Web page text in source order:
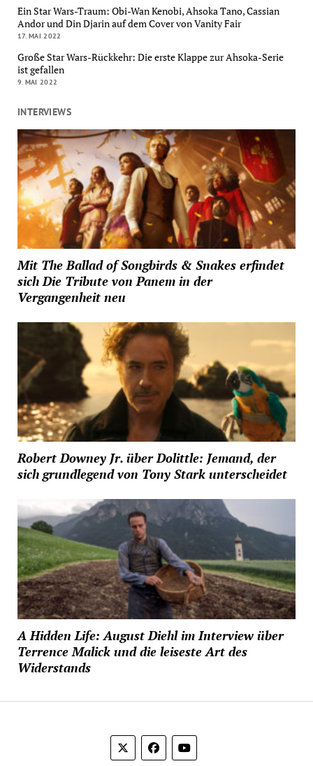
Ein Star Wars-Traum: Obi-Wan Kenobi, Ahsoka Tano, Cassian
Andor und Din Djarin auf dem Cover von Vanity Fair
17. MAI 2022
Große Star Wars-Rückkehr: Die erste Klappe zur Ahsoka-Serie
ist gefallen
9. MAI 2022
INTERVIEWS
Mit The Ballad of Songbirds & Snakes erfindet
sich Die Tribute von Panem in der
Vergangenheit neu
Robert Downey Jr. über Dolittle: Jemand, der
sich grundlegend von Tony Stark unterscheidet
A Hidden Life: August Diehl im Interview über
Terrence Malick und die leiseste Art des
Widerstands